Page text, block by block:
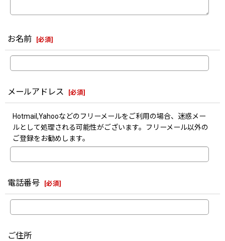
お名前 [必須]
メールアドレス [必須]
Hotmail,Yahooなどのフリーメールをご利用の場合、迷惑メー
ルとして処理される可能性がございます。フリーメール以外の
ご登録をお勧めします。
電話番号 [必須]
ご住所